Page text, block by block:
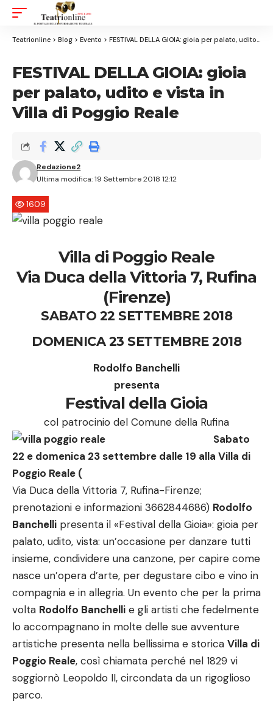
Resizer
Teatrionline > Blog > Evento > FESTIVAL DELLA GIOIA: gioia per palato, udito e vista in Villa di Poggio Reale
FESTIVAL DELLA GIOIA: gioia
per palato, udito e vista in
Villa di Poggio Reale
Ultima modifica: 19 Settembre 2018 12:12
Redazione2
1609
Villa di Poggio Reale
Via Duca della Vittoria 7, Rufina
(Firenze)
SABATO 22 SETTEMBRE 2018
DOMENICA 23 SETTEMBRE 2018
Rodolfo Banchelli
presenta
Festival della Gioia
col patrocinio del Comune della Rufina
Sabato
22 e domenica 23 settembre dalle 19 alla Villa di
Poggio Reale (
Via Duca della Vittoria 7, Rufina-Firenze;
prenotazioni e informazioni 3662844686) Rodolfo
Banchelli presenta il «Festival della Gioia»: gioia per
palato, udito, vista: un’occasione per danzare tutti
insieme, condividere una canzone, per capire come
nasce un’opera d’arte, per degustare cibo e vino in
compagnia e in allegria. Un evento che per la prima
volta Rodolfo Banchelli e gli artisti che fedelmente
lo accompagnano in molte delle sue avventure
artistiche presenta nella bellissima e storica Villa di
Poggio Reale, così chiamata perché nel 1829 vi
soggiornò Leopoldo II, circondata da un rigoglioso
parco.